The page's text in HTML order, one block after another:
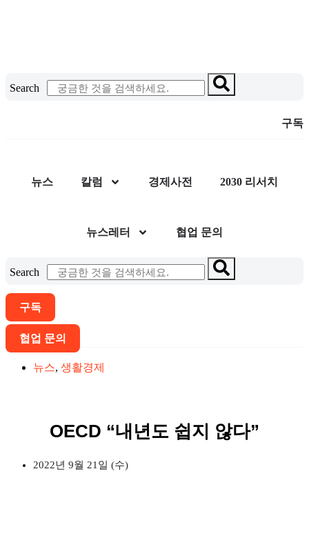
건
Search
구독
뉴스 칼럼 경제사전 2030 리서치
뉴스레터 협업 문의
Search
구독
협업 문의
뉴스, 생활경제
OECD “내년도 쉽지 않다”
2022년 9월 21일 (수)